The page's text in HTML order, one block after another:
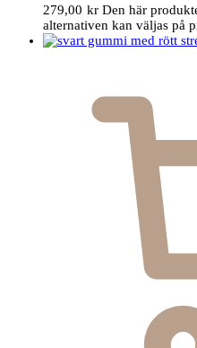
279,00 kr Den här
alternativen kan väljas på